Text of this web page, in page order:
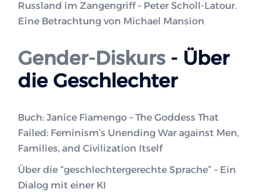
Russland im Zangengriff – Peter Scholl-Latour.
Eine Betrachtung von Michael Mansion
Gender-Diskurs- Über
die Geschlechter
Buch: Janice Fiamengo – The Goddess That
Failed: Feminism’s Unending War against Men,
Families, and Civilization Itself
Über die “geschlechtergerechte Sprache” – Ein
Dialog mit einer KI